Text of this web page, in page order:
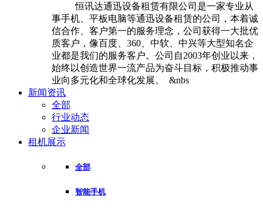
恒讯达通迅设备租赁有限公司是一家专业从
事手机、平板电脑等通迅设备租赁的公司，本着诚
信合作、客户第一的服务理念，公司获得一大批优
质客户，像百度、360、中软、中兴等大型知名企
业都是我们的服务客户。公司自2003年创业以来，
始终以创造世界一流产品为奋斗目标，积极推动事
业向多元化和全球化发展。 &nbs
新闻资讯
全部
行业动态
企业新闻
租机展示
全部
智能手机